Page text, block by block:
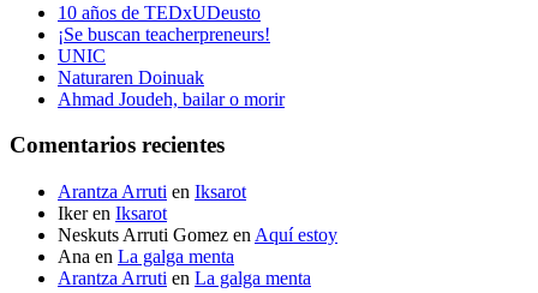
10 años de TEDxUDeusto
¡Se buscan teacherpreneurs!
UNIC
Naturaren Doinuak
Ahmad Joudeh, bailar o morir
Comentarios recientes
Arantza Arruti en Iksarot
Ikeren Iksarot
Neskuts Arruti Gomez en Aquí estoy
Ana en La galga menta
Arantza Arruti en La galga menta